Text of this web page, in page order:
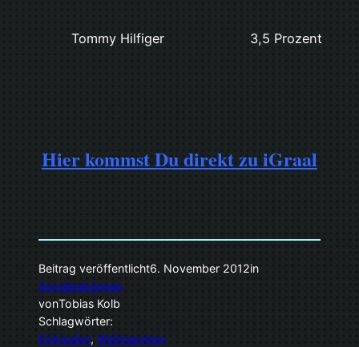
Tommy Hilfiger 3,5 Prozent
Hier kommst Du direkt zu iGraal
Beitrag veröffentlicht6. November 2012in
Sonderaktionen
vonTobias Kolb
Schlagwörter:
Einkaufen, Weihnachten